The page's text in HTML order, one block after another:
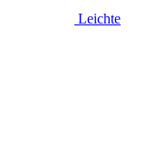
Leichte